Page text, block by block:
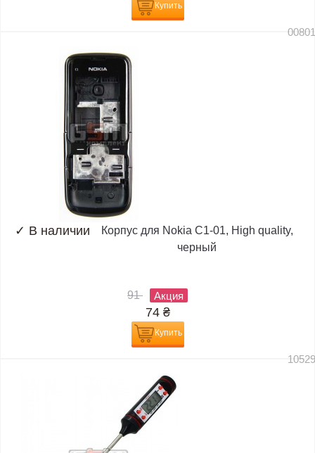
Купить
✓ В наличии
Корпус для Nokia C1-01, High quality,
черный
91 Акция
74 ₴
Купить